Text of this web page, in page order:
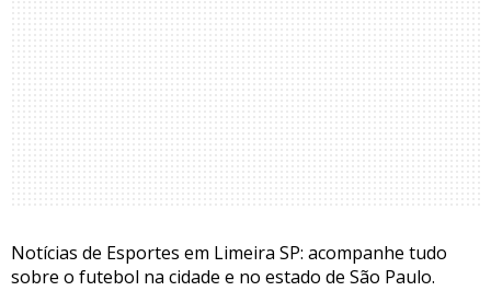
Notícias de Esportes em Limeira SP: acompanhe tudo
sobre o futebol na cidade e no estado de São Paulo.